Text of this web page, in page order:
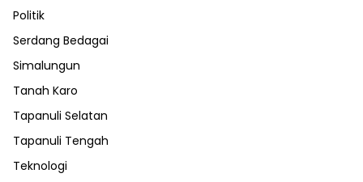
Politik
Serdang Bedagai
Simalungun
Tanah Karo
Tapanuli Selatan
Tapanuli Tengah
Teknologi